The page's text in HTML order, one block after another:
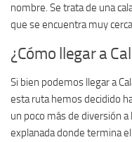
nombre. Se trata de una
que se encuentra muy
¿Cómo llegar a
Si bien podemos llegar a
esta ruta hemos decidido
un poco más de diversión
explanada donde termina